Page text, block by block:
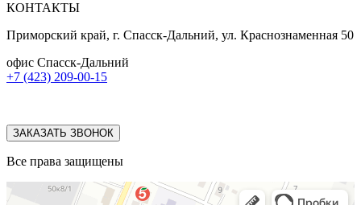
КОНТАКТЫ
Приморский край, г. Спасск-Дальний, ул. Краснознаменная 50
офис Спасск-Дальний
+7 (423) 209-00-15
ЗАКАЗАТЬ ЗВОНОК
Все права защищены